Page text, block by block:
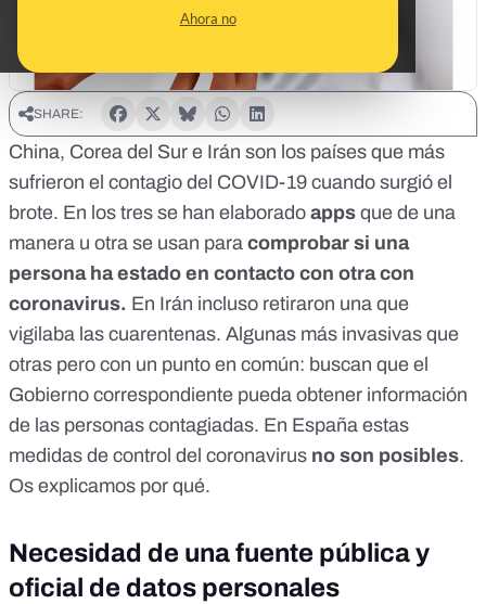
Ahora no
SHARE:
China, Corea del Sur e Irán son los países que más
sufrieron el contagio del COVID-19 cuando surgió el
brote. En los tres se han elaborado apps que de una
manera u otra se usan para comprobar si una
persona ha estado en contacto con otra con
coronavirus. En Irán incluso retiraron una que
vigilaba las cuarentenas. Algunas más invasivas que
otras pero con un punto en común: buscan que el
Gobierno correspondiente pueda obtener información
de las personas contagiadas. En España estas
medidas de control del coronavirus no son posibles.
Os explicamos por qué.
Necesidad de una fuente pública y
oficial de datos personales